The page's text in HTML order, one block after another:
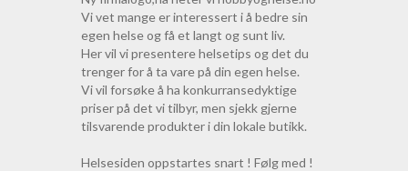
Vi vet mange er interessert i å bedre sin
egen helse og få et langt og sunt liv.
Her vil vi presentere helsetips og det du
trenger for å ta vare på din egen helse.
Vi vil forsøke å ha konkurransedyktige
priser på det vi tilbyr, men sjekk gjerne
tilsvarende produkter i din lokale butikk.
Helsesiden oppstartes snart ! Følg med !